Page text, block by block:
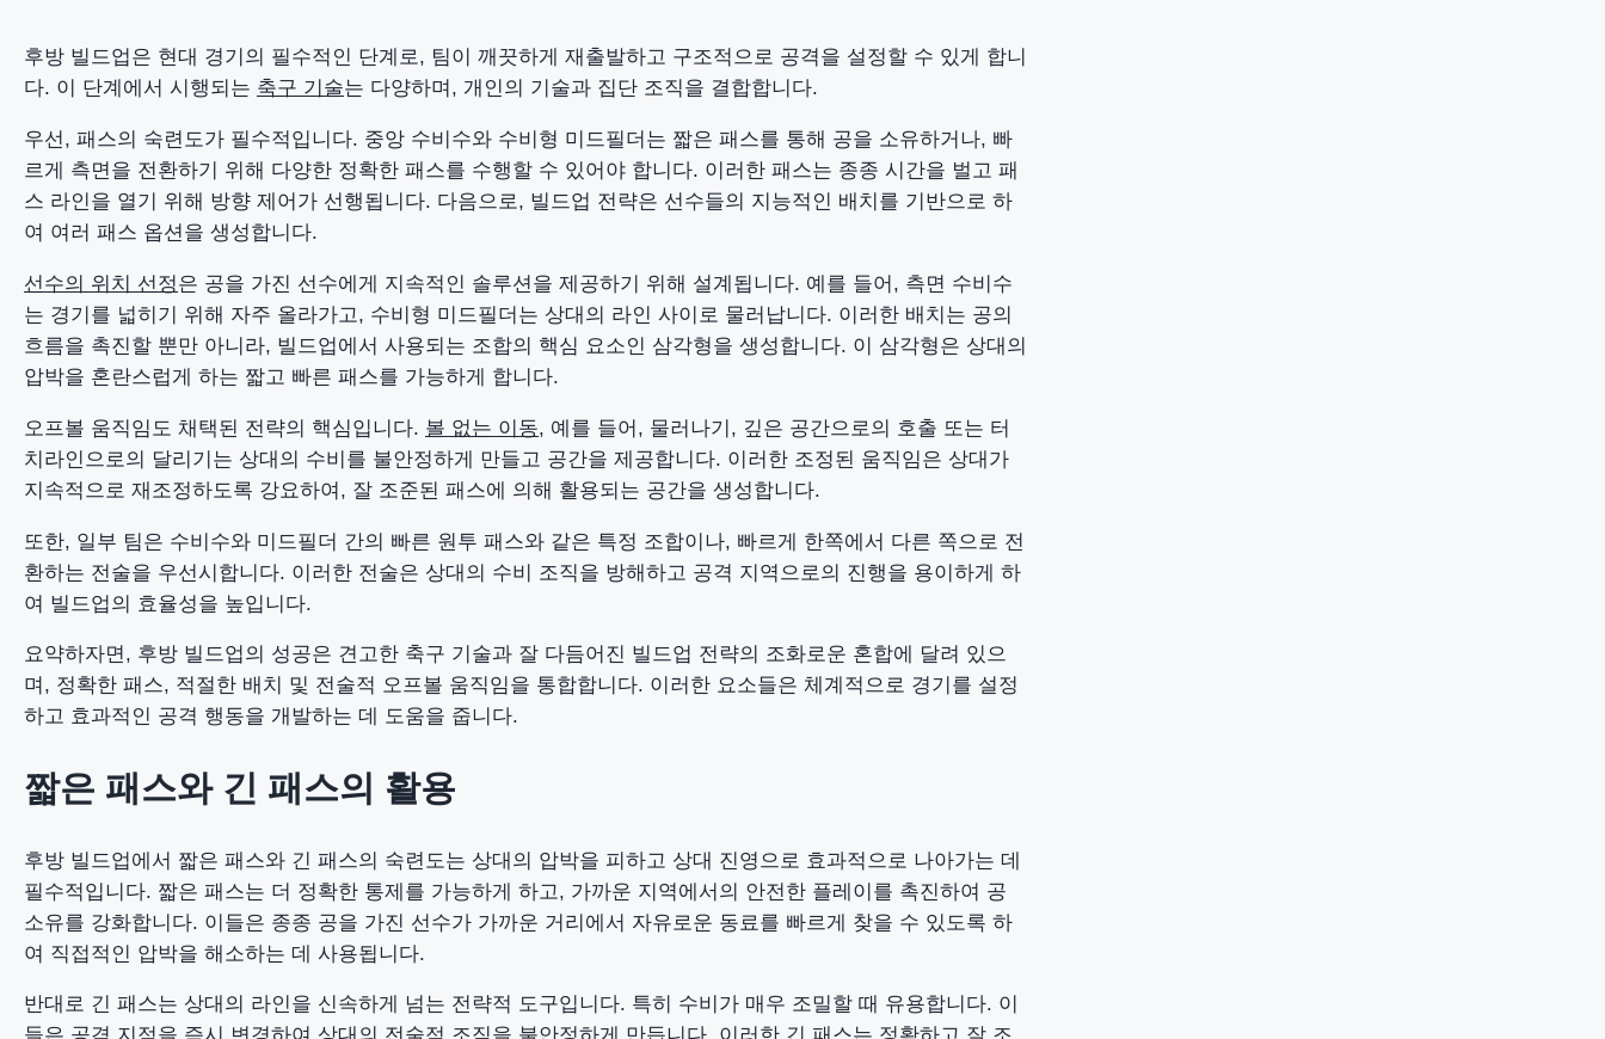
후방 빌드업은 현대 경기의 필수적인 단계로, 팀이 깨끗하게 재출발하고 구조적으로 공격을 설정할 수 있게 합니
다. 이 단계에서 시행되는 축구 기술는 다양하며, 개인의 기술과 집단 조직을 결합합니다.
우선, 패스의 숙련도가 필수적입니다. 중앙 수비수와 수비형 미드필더는 짧은 패스를 통해 공을 소유하거나, 빠
르게 측면을 전환하기 위해 다양한 정확한 패스를 수행할 수 있어야 합니다. 이러한 패스는 종종 시간을 벌고 패
스 라인을 열기 위해 방향 제어가 선행됩니다. 다음으로, 빌드업 전략은 선수들의 지능적인 배치를 기반으로 하
여 여러 패스 옵션을 생성합니다.
선수의 위치 선정은 공을 가진 선수에게 지속적인 솔루션을 제공하기 위해 설계됩니다. 예를 들어, 측면 수비수
는 경기를 넓히기 위해 자주 올라가고, 수비형 미드필더는 상대의 라인 사이로 물러납니다. 이러한 배치는 공의
흐름을 촉진할 뿐만 아니라, 빌드업에서 사용되는 조합의 핵심 요소인 삼각형을 생성합니다. 이 삼각형은 상대의
압박을 혼란스럽게 하는 짧고 빠른 패스를 가능하게 합니다.
오프볼 움직임도 채택된 전략의 핵심입니다. 볼 없는 이동, 예를 들어, 물러나기, 깊은 공간으로의 호출 또는 터
치라인으로의 달리기는 상대의 수비를 불안정하게 만들고 공간을 제공합니다. 이러한 조정된 움직임은 상대가
지속적으로 재조정하도록 강요하여, 잘 조준된 패스에 의해 활용되는 공간을 생성합니다.
또한, 일부 팀은 수비수와 미드필더 간의 빠른 원투 패스와 같은 특정 조합이나, 빠르게 한쪽에서 다른 쪽으로 전
환하는 전술을 우선시합니다. 이러한 전술은 상대의 수비 조직을 방해하고 공격 지역으로의 진행을 용이하게 하
여 빌드업의 효율성을 높입니다.
요약하자면, 후방 빌드업의 성공은 견고한 축구 기술과 잘 다듬어진 빌드업 전략의 조화로운 혼합에 달려 있으
며, 정확한 패스, 적절한 배치 및 전술적 오프볼 움직임을 통합합니다. 이러한 요소들은 체계적으로 경기를 설정
하고 효과적인 공격 행동을 개발하는 데 도움을 줍니다.
짧은 패스와 긴 패스의 활용
후방 빌드업에서 짧은 패스와 긴 패스의 숙련도는 상대의 압박을 피하고 상대 진영으로 효과적으로 나아가는 데
필수적입니다. 짧은 패스는 더 정확한 통제를 가능하게 하고, 가까운 지역에서의 안전한 플레이를 촉진하여 공
소유를 강화합니다. 이들은 종종 공을 가진 선수가 가까운 거리에서 자유로운 동료를 빠르게 찾을 수 있도록 하
여 직접적인 압박을 해소하는 데 사용됩니다.
반대로 긴 패스는 상대의 라인을 신속하게 넘는 전략적 도구입니다. 특히 수비가 매우 조밀할 때 유용합니다. 이